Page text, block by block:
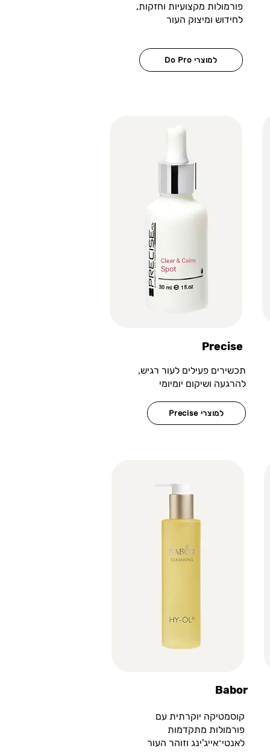
פורמולות מקצועיות וחזקות,
לחידוש ומיצוק העור
Do Pro למוצרי
Precise
תכשירים פעילים לעור רגיש,
להרגעה ושיקום יומיומי
Precise למוצרי
Babor
קוסמטיקה יוקרתית עם
פורמולות מתקדמות
לאנטי־אייג'ינג וזוהר העור